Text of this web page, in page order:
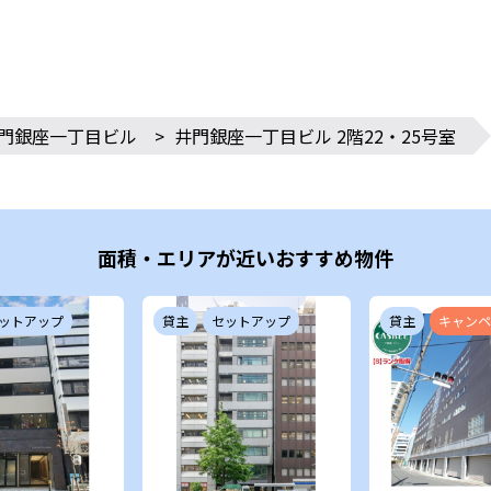
銀座一丁目ビル > 井門銀座一丁目ビル 2階22・25号室
面積・エリアが近いおすすめ物件
トアップ 貸主 セットアップ 貸主 キャン